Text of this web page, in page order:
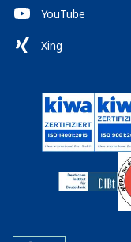
YouTube
Xing